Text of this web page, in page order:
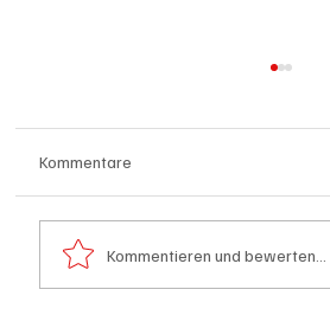
Schulanfang: Achtung Kinder
Kommentare
Kommentieren und bewerten...